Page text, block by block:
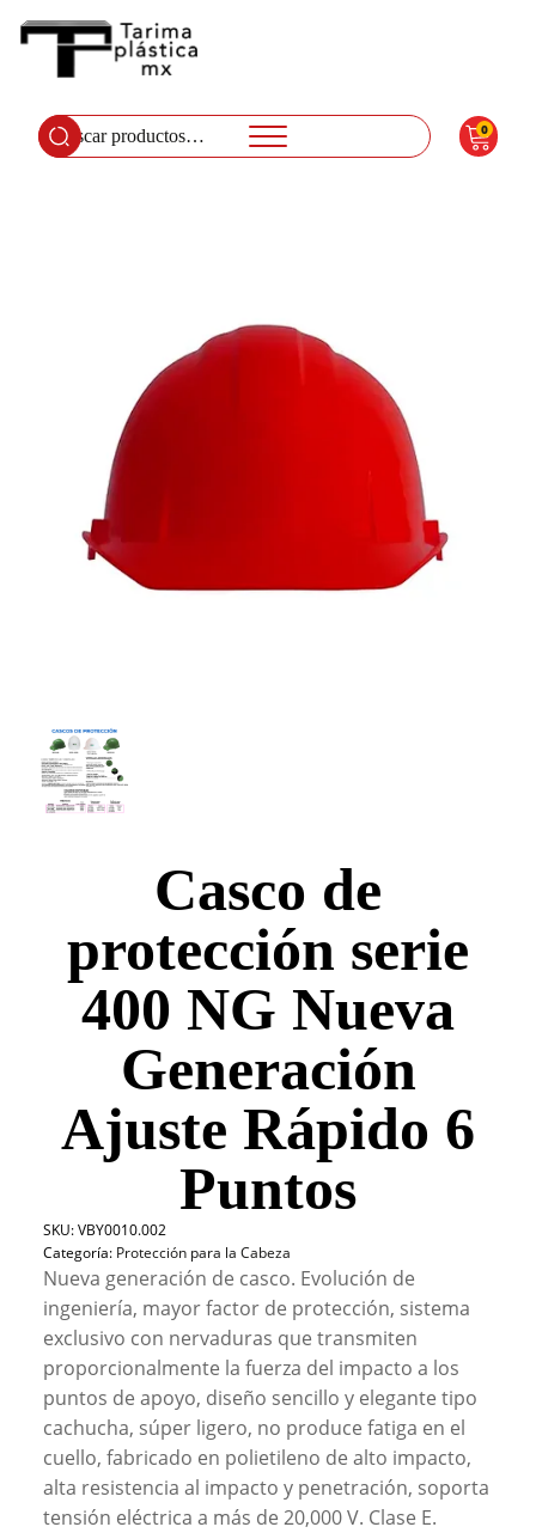
Buscar
por:
0
Casco de
protección serie
400 NG Nueva
Generación
Ajuste Rápido 6
Puntos
SKU:VBY0010.002
Categoría: Protección para la Cabeza
Nueva generación de casco. Evolución de
ingeniería, mayor factor de protección, sistema
exclusivo con nervaduras que transmiten
proporcionalmente la fuerza del impacto a los
puntos de apoyo, diseño sencillo y elegante tipo
cachucha, súper ligero, no produce fatiga en el
cuello, fabricado en polietileno de alto impacto,
alta resistencia al impacto y penetración, soporta
tensión eléctrica a más de 20,000 V. Clase E.